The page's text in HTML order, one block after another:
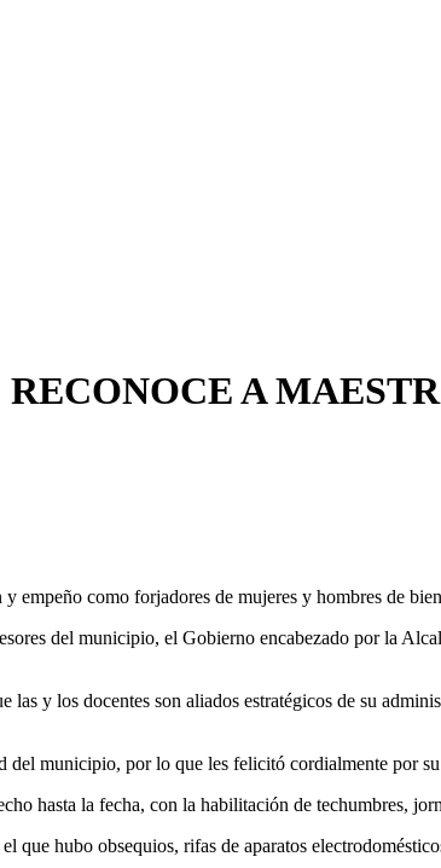
A
empeño como forjadores de mujeres y hombres de
del municipio, el Gobierno encabezado por la
y los docentes son aliados estratégicos de su
municipio, por lo que les felicitó cordialmente por
hasta la fecha, con la habilitación de techumbres,
que hubo obsequios, rifas de aparatos